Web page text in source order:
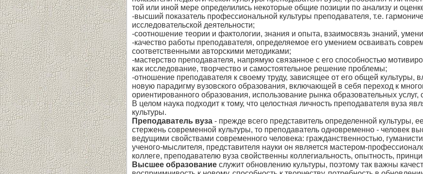
той или иной мере определились некоторые общие позиции по анализу и
-высший показатель профессиональной культуры преподавателя, т.е.
исследовательской деятельности;
-соотношение теории и фактологии, знания и опыта, взаимосвязь знаний,
-качество работы преподавателя, определяемое его умением осваивать
соответственными авторскими методиками;
-мастерство преподавателя, напрямую связанное с его способностью
как исследование, творчество и самостоятельное решение проблемы;
-отношение преподавателя к своему труду, зависящее от его общей
новую парадигму вузовского образования, включающей в себя переход к
ориентированного образования, использование рынка образовательных
В целом наука подходит к тому, что целостная личность преподавателя вуза
культуры.
Преподаватель вуза - прежде всего представитель определенной культуры,
стержень современной культуры, то преподаватель одновременно - человек
ведущими свойствами современного человека: гражданственностью,
ученого-мыслителя, представителя науки он является мастером-
коллеге, преподавателю вуза свойственны коллегиальность, опытность,
Высшее образование служит обновлению культуры, поэтому так важны